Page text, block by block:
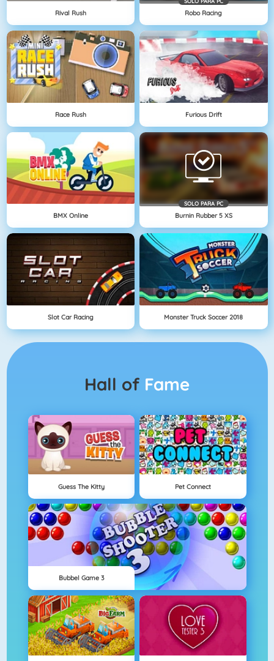
Rival Rush Robo Racing
Race Rush Furious Drift
BMX Online
SOLO PARA PC
Burnin Rubber 5 XS
Slot Car Racing Monster Truck Soccer 2018
Hall of Fame
Guess The Kitty Pet Connect
Bubbel Game 3